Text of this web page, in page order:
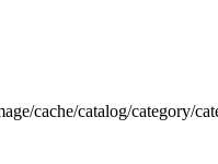
cache/catalog/category/